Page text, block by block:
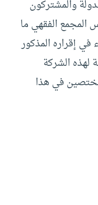
والمشتركون
المجمع الفقهي ما
إقراره المذكور
لهذه الشركة
في هذا